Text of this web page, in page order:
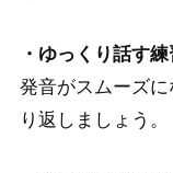
・ゆっくり話す
発音がスムーズ
り返しましょう。